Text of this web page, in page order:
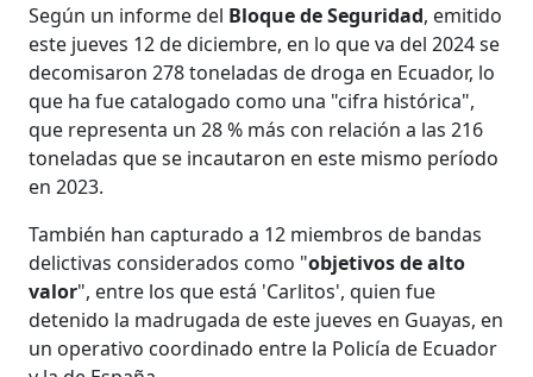
Según un informe del Bloque de Seguridad, emitido
este jueves 12 de diciembre, en lo que va del 2024 se
decomisaron 278 toneladas de droga en Ecuador, lo
que ha fue catalogado como una "cifra histórica",
que representa un 28 % más con relación a las 216
toneladas que se incautaron en este mismo período
en 2023.
También han capturado a 12 miembros de bandas
delictivas considerados como "objetivos de alto
valor", entre los que está 'Carlitos', quien fue
detenido la madrugada de este jueves en Guayas, en
un operativo coordinado entre la Policía de Ecuador